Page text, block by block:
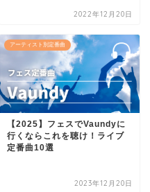
2022年12月20日
アーティスト別定番曲
【2025】フェスでVaundyに
行くならこれを聴け！ライブ
定番曲10選
2023年12月20日